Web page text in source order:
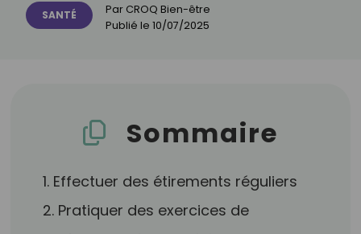
SANTÉ Par CROQ Bien-être
Publié le 10/07/2025
Sommaire
1. Effectuer des étirements réguliers
2. Pratiquer des exercices de